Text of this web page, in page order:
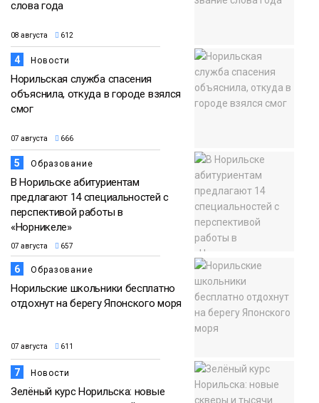
слова года
08 августа 612
4 Новости
Норильская служба спасения
объяснила, откуда в городе взялся
смог
07 августа 666
5 Образование
В Норильске абитуриентам
предлагают 14 специальностей с
перспективой работы в
«Норникеле»
07 августа 657
6 Образование
Норильские школьники бесплатно
отдохнут на берегу Японского моря
07 августа 611
7 Новости
Зелёный курс Норильска: новые